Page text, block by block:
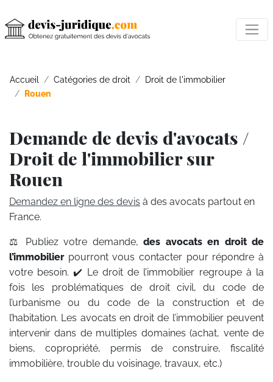
Accueil Catégories de droit
Droit de l'immobilier
Rouen
Demande de devis d'avocats /
Droit de l'immobilier sur
Rouen
Demandez en ligne des devis à des avocats partout en
France.
⚖️ Publiez votre demande,des avocats en droit de
l’immobilierpourront vous contacter pour répondre à
votre besoin. ✔️ Le droit de l’immobilier regroupe à la
fois les problématiques de droit civil, du code de
l’urbanisme ou du code de la construction et de
l’habitation. Les avocats en droit de l’immobilier peuvent
intervenir dans de multiples domaines (achat, vente de
biens, copropriété, permis de construire, fiscalité
immobilière, trouble du voisinage, travaux, etc.)